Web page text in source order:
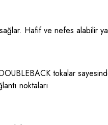
Hafif ve nefes alabilir
tokalar
noktaları